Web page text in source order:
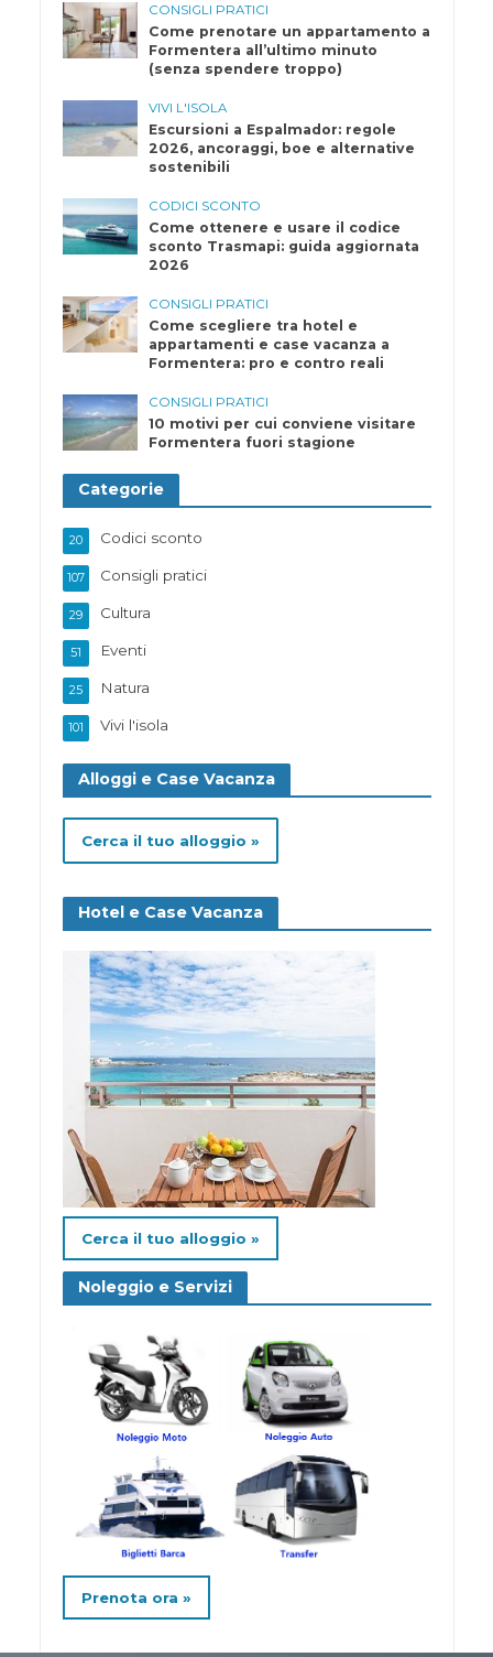
CONSIGLI PRATICI
Come prenotare un appartamento a
Formentera all’ultimo minuto
(senza spendere troppo)
VIVI L'ISOLA
Escursioni a Espalmador: regole
2026, ancoraggi, boe e alternative
sostenibili
CODICI SCONTO
Come ottenere e usare il codice
sconto Trasmapi: guida aggiornata
2026
CONSIGLI PRATICI
Come scegliere tra hotel e
appartamenti e case vacanza a
Formentera: pro e contro reali
CONSIGLI PRATICI
10 motivi per cui conviene visitare
Formentera fuori stagione
Categorie
Codici sconto
20
Consigli pratici
107
Cultura
29
Eventi
51
Natura
25
Vivi l'isola
101
Alloggi e Case Vacanza
Cerca il tuo alloggio »
Hotel e Case Vacanza
Cerca il tuo alloggio »
Noleggio e Servizi
Prenota ora »